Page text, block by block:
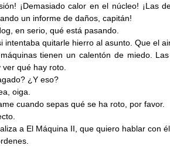
¡Demasiado calor en el núcleo! ¡Las
un informe de daños, capitán!
en serio, qué está pasando.
intentaba quitarle hierro al asunto. Que el
tienen un calentón de miedo.
ver qué hay roto.
¿Y eso?
oiga.
cuando sepas qué se ha roto, por favor.
a El Máquina II, que quiero hablar con él.